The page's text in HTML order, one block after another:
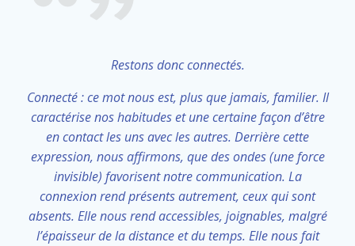
Restons donc connectés.
Connecté : ce mot nous est, plus que jamais, familier. Il
caractérise nos habitudes et une certaine façon d’être
en contact les uns avec les autres. Derrière cette
expression, nous affirmons, que des ondes (une force
invisible) favorisent notre communication. La
connexion rend présents autrement, ceux qui sont
absents. Elle nous rend accessibles, joignables, malgré
l’épaisseur de la distance et du temps. Elle nous fait